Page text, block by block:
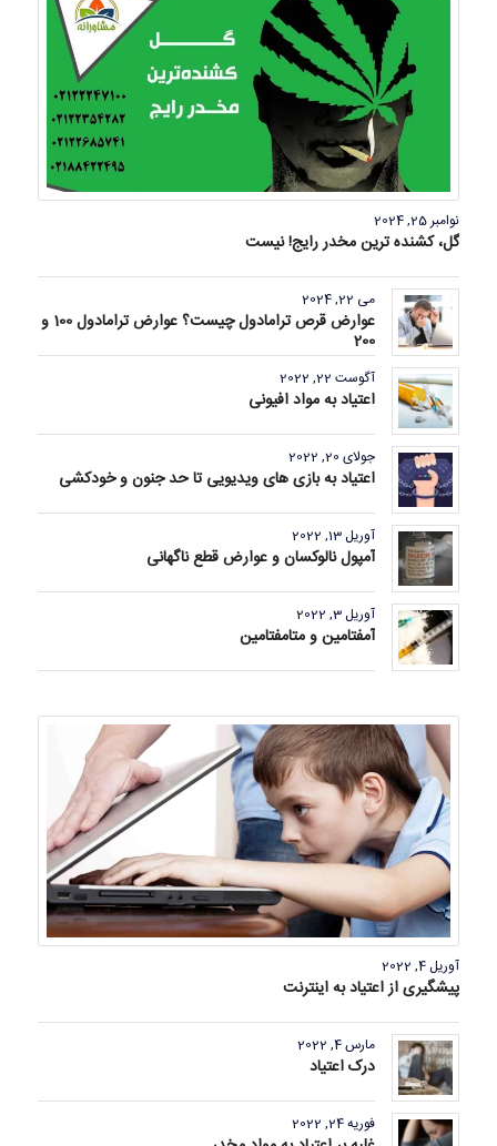
نوامبر 25, 2024
گل، کشنده ترین مخدر رایج! نیست
می 22, 2024
عوارض قرص ترامادول چیست؟ عوارض ترامادول 100 و
200
آگوست 22, 2022
اعتیاد به مواد افیونی
جولای 20, 2022
اعتیاد به بازی های ویدیویی تا حد جنون و خودکشی
آوریل 13, 2022
آمپول نالوکسان و عوارض قطع ناگهانی
آوریل 3, 2022
آمفتامین و متامفتامین
آوریل 4, 2022
پیشگیری از اعتیاد به اینترنت
مارس 4, 2022
درک اعتیاد
فوریه 24, 2022